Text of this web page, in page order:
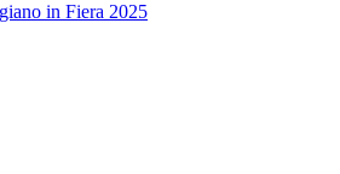
in Fiera 2025